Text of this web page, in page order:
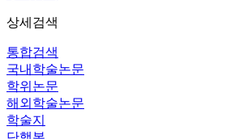
상세검색
통합검색
국내학술논문
학위논문
해외학술논문
학술지